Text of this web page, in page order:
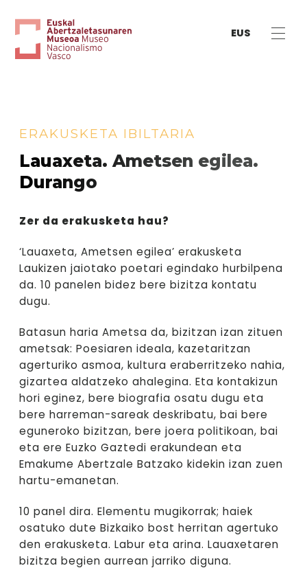
EUS
ERAKUSKETA IBILTARIA
Lauaxeta. Ametsen egilea.
Durango
Zer da erakusketa hau?
‘Lauaxeta, Ametsen egilea’ erakusketa
Laukizen jaiotako poetari egindako hurbilpena
da. 10 panelen bidez bere bizitza kontatu
dugu.
Batasun haria Ametsa da, bizitzan izan zituen
ametsak: Poesiaren ideala, kazetaritzan
agerturiko asmoa, kultura eraberritzeko nahia,
gizartea aldatzeko ahalegina. Eta kontakizun
hori eginez, bere biografia osatu dugu eta
bere harreman-sareak deskribatu, bai bere
eguneroko bizitzan, bere joera politikoan, bai
eta ere Euzko Gaztedi erakundean eta
Emakume Abertzale Batzako kidekin izan zuen
hartu-emanetan.
10 panel dira. Elementu mugikorrak; haiek
osatuko dute Bizkaiko bost herritan agertuko
den erakusketa. Labur eta arina. Lauaxetaren
bizitza begien aurrean jarriko diguna.